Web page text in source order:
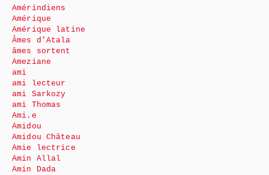
Amérindiens
Amérique
Amérique latine
Âmes d’Atala
âmes sortent
Ameziane
ami
ami lecteur
ami Sarkozy
ami Thomas
Ami.e
Amidou
Amidou Château
Amie lectrice
Amin Allal
Amin Dada